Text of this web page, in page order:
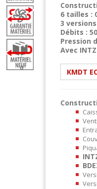
0
6 tailles :
3
Débits :
Pression
Avec
KMDT